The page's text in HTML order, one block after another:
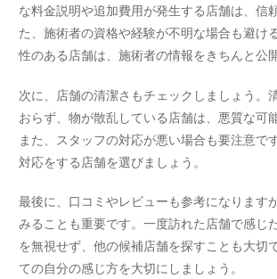
な料金説明や追加費用が発生する店舗は、信
た、施術者の資格や経験が不明な場合も避け
性のある店舗は、施術者の情報をきちんと公
次に、店舗の清潔さもチェックしましょう。
おらず、物が散乱している店舗は、悪質な可
また、スタッフの対応が悪い場合も要注意で
対応をする店舗を選びましょう。
最後に、口コミやレビューも参考になります
みることも重要です。一度訪れた店舗で感じ
を無視せず、他の候補店舗を探すことも大切
ての自分の感じ方を大切にしましょう。